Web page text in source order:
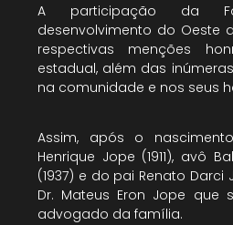
A participação da
desenvolvimento do Oeste
respectivas menções
estadual, além das
na comunidade e nos seus
Assim, após o
Henrique Jope (1911), avô
(1937) e do pai Renato Darci
Dr. Mateus Eron Jope que
advogado da família.